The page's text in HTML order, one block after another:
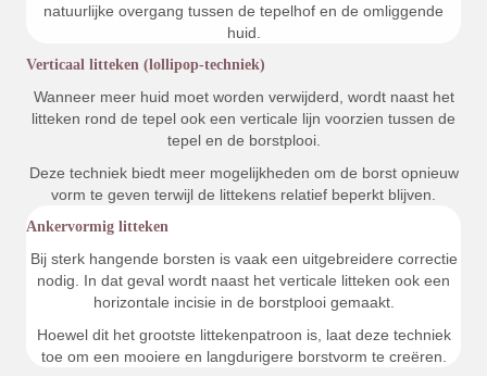
natuurlijke overgang tussen de tepelhof en de omliggende
huid.
Verticaal litteken (lollipop-techniek)
Wanneer meer huid moet worden verwijderd, wordt naast het
litteken rond de tepel ook een verticale lijn voorzien tussen de
tepel en de borstplooi.
Deze techniek biedt meer mogelijkheden om de borst opnieuw
vorm te geven terwijl de littekens relatief beperkt blijven.
Ankervormig litteken
Bij sterk hangende borsten is vaak een uitgebreidere correctie
nodig. In dat geval wordt naast het verticale litteken ook een
horizontale incisie in de borstplooi gemaakt.
Hoewel dit het grootste littekenpatroon is, laat deze techniek
toe om een mooiere en langdurigere borstvorm te creëren.